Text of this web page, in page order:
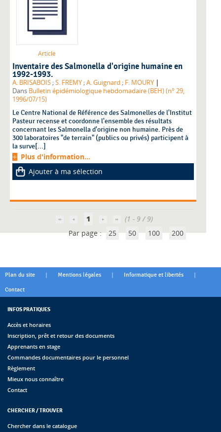
Article
Inventaire des Salmonella d'origine humaine en
1992-1993.
A. BRISABOIS ;S. FREMY ;A. Guignard ; F. MOURY |
Dans Bulletin épidémiologique hebdomadaire (BEH) (n° 29,
1996/07/15)
Le Centre National de Référence des Salmonelles de l'Institut
Pasteur recense et coordonne l'ensemble des résultats
concernant les Salmonella d'origine non humaine. Près de
300 laboratoires "de terrain" (publics ou privés) participent à
la surve[...]
Plus d'information...
Ajouter à ma sélection
1
(1 - 9 / 9)
Par page : 25 50 100 200
Plan du site | Mentions légales | Informatique et libertés |
Contact
INFOS PRATIQUES
Accès et horaires
Inscription, prêt et retour des documents
Apprenants en stage
Commandes documentaires pour le personnel
Règlement
Mieux nous connaître
Contact
CHERCHER / TROUVER
Chercher dans le catalogue